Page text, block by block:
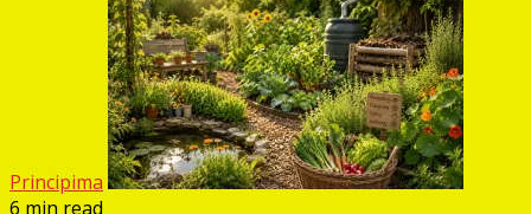
Principima
6 min read